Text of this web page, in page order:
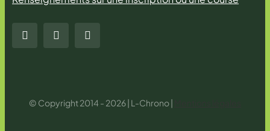
© Copyright 2014 - 2026 | L-Chrono |